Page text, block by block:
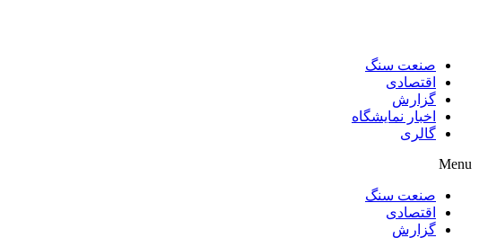
صنعت سنگ
اقتصادی
گزارش
اخبار نمایشگاه
گالری
Menu
صنعت سنگ
اقتصادی
گزارش